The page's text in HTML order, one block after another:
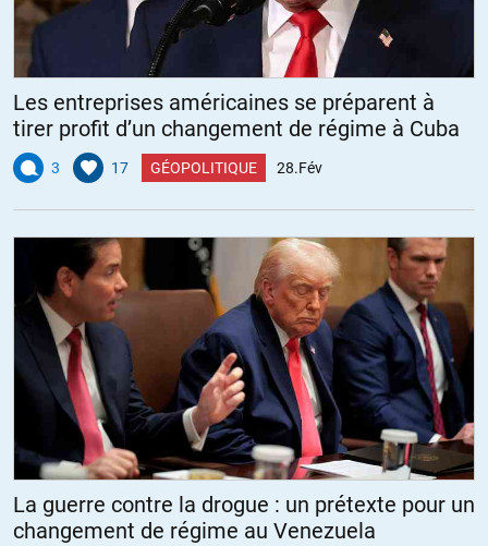
Les entreprises américaines se préparent à
tirer profit d’un changement de régime à Cuba
3 17 GÉOPOLITIQUE 28.Fév
La guerre contre la drogue : un prétexte pour un
changement de régime au Venezuela